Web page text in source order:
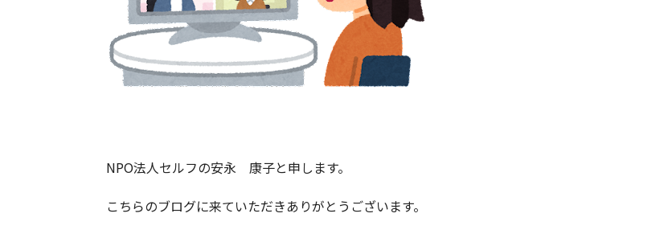
NPO法人セルフの安永 康子と申します。
こちらのブログに来ていただきありがとうございます。